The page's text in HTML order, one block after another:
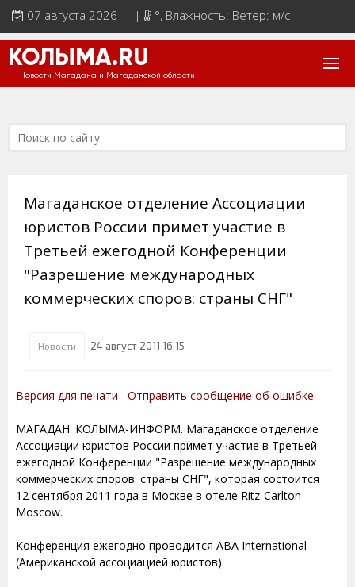
07 августа 2026 | | °, Влажность: Ветер: м/с
КОЛЫМА.RU
Новости Магадана и Магаданской области
Магаданское отделение Ассоциации
юристов России примет участие в
Третьей ежегодной Конференции
"Разрешение международных
коммерческих споров: страны СНГ"
Новости 24 август 2011 16:15
Версия для печати Отправить сообщение об ошибке
МАГАДАН. КОЛЫМА-ИНФОРМ. Магаданское отделение
Ассоциации юристов России примет участие в Третьей
ежегодной Конференции "Разрешение международных
коммерческих споров: страны СНГ", которая состоится
12 сентября 2011 года в Москве в отеле Ritz-Carlton
Moscow.
Конференция ежегодно проводится ABA International
(Американской ассоциацией юристов).